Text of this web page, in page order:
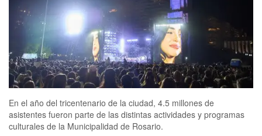
En el año del tricentenario de la ciudad, 4.5 millones de
asistentes fueron parte de las distintas actividades y programas
culturales de la Municipalidad de Rosario.